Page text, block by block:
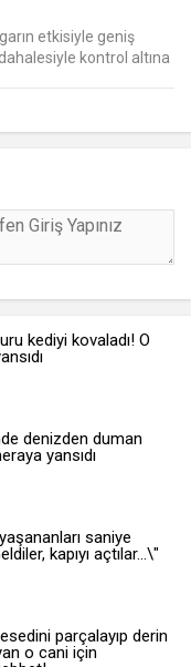
tercihini tutmak
önerme
etkisiyle geniş
kontrol altına
kediyi kovaladı! O
denizden duman
yansıdı
saniye
kapıyı açtılar...\"
parçalayıp derin
o cani için